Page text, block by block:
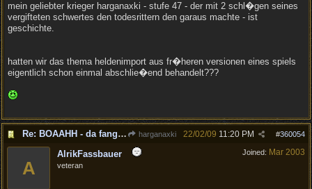
mein geliebter krieger harganaxki - stufe 47 - der mit 2 schl�gen seines
vergifteten schwertes den todesrittern den garaus machte - ist
geschichte.
hatten wir das thema heldenimport aus fr�heren versionen eines spiels
eigentlich schon einmal abschlie�end behandelt???
Re: BOAAHH - da fange ich wieder bei 0 an harganaxki #360054
22/02/09 11:20 PM
Joined: Mar 2003
A
AlrikFassbauer
veteran